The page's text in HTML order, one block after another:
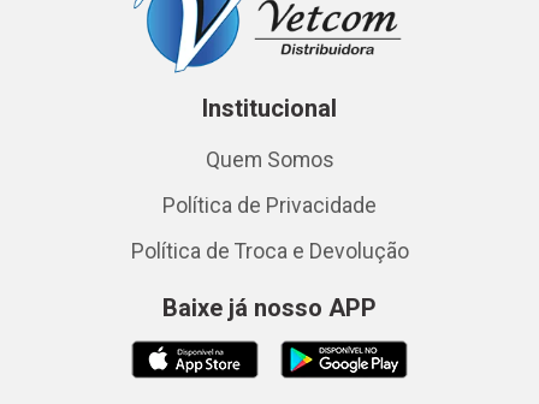
Institucional
Quem Somos
Política de Privacidade
Política de Troca e Devolução
Baixe já nosso APP